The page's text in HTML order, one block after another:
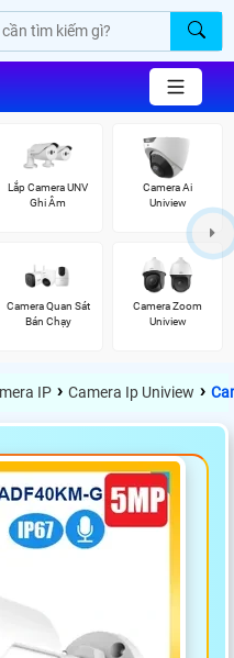
Lắp Camera UNV
Ghi Âm
Camera Ai
Uniview
Camera Quan Sát
Bán Chạy
Camera Zoom
Uniview
IP › Camera Ip Uniview ›